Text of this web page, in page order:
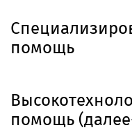
помощь
помощь